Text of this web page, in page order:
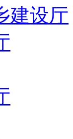
建设厅